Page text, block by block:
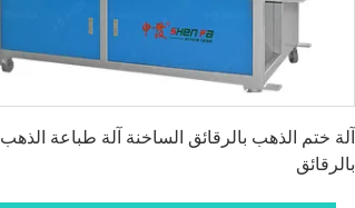
آلة ختم الذهب بالرقائق الساخنة آلة طباعة الذهب
بالرقائق